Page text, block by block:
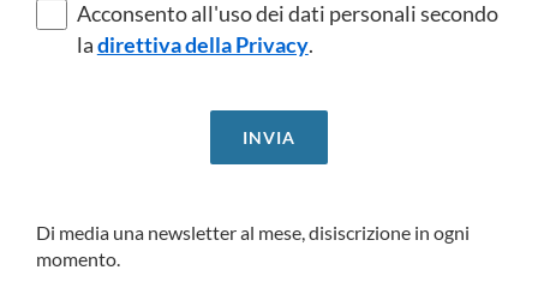
Acconsento all'uso dei dati personali secondo
ladirettiva della Privacy.
Di media una newsletter al mese, disiscrizione in ogni
momento.